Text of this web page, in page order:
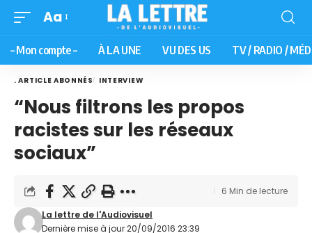
Aa
– Mon compte – À LA UNE VU DES US TV / RADIO /
. ARTICLE ABONNÉS INTERVIEW
“Nous filtrons les propos
racistes sur les réseaux
sociaux”
Dernière mise à jour 20/09/2016 23:39
La lettre de l'Audiovisuel
6 Min de lecture